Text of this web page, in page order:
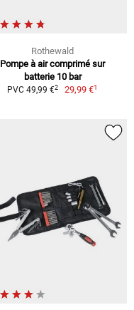
Rothewald
Pompe à air comprimé sur
batterie 10 bar
PVC 49,99 €2 29,99 €1